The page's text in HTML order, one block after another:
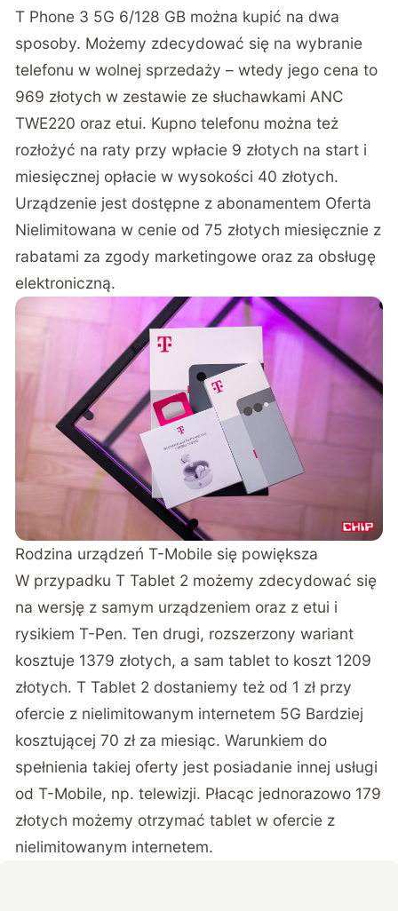
T Phone 3 5G 6/128 GB można kupić na dwa
sposoby. Możemy zdecydować się na wybranie
telefonu w wolnej sprzedaży – wtedy jego cena to
969 złotych w zestawie ze słuchawkami ANC
TWE220 oraz etui. Kupno telefonu można też
rozłożyć na raty przy wpłacie 9 złotych na start i
miesięcznej opłacie w wysokości 40 złotych.
Urządzenie jest dostępne z abonamentem Oferta
Nielimitowana w cenie od 75 złotych miesięcznie z
rabatami za zgody marketingowe oraz za obsługę
elektroniczną.
Rodzina urządzeń T-Mobile się powiększa
W przypadku T Tablet 2 możemy zdecydować się
na wersję z samym urządzeniem oraz z etui i
rysikiem T-Pen. Ten drugi, rozszerzony wariant
kosztuje 1379 złotych, a sam tablet to koszt 1209
złotych. T Tablet 2 dostaniemy też od 1 zł przy
ofercie z nielimitowanym internetem 5G Bardziej
kosztującej 70 zł za miesiąc. Warunkiem do
spełnienia takiej oferty jest posiadanie innej usługi
od T-Mobile, np. telewizji. Płacąc jednorazowo 179
złotych możemy otrzymać tablet w ofercie z
nielimitowanym internetem.